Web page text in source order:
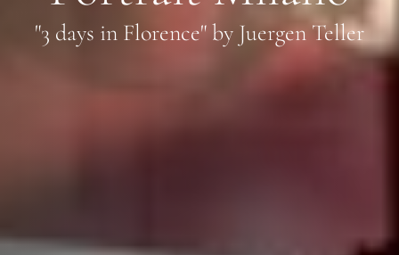
"3 days in Florence" by Juergen Teller